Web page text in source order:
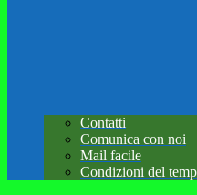
Contatti
Comunica con noi
Mail facile
Condizioni del